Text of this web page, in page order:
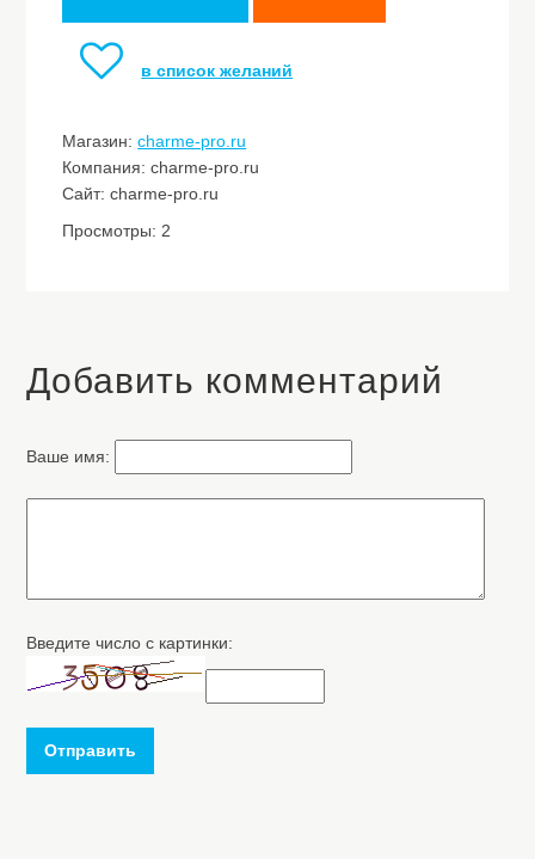
в список желаний
Магазин:charme-pro.ru
Компания: charme-pro.ru
Сайт: charme-pro.ru
Просмотры: 2
Добавить комментарий
Ваше имя:
Введите число с картинки:
Отправить